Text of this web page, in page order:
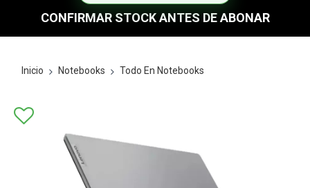
CONFIRMAR STOCK ANTES DE ABONAR
Inicio Notebooks Todo En Notebooks